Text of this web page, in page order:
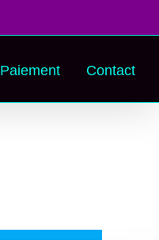
Paiement Contact